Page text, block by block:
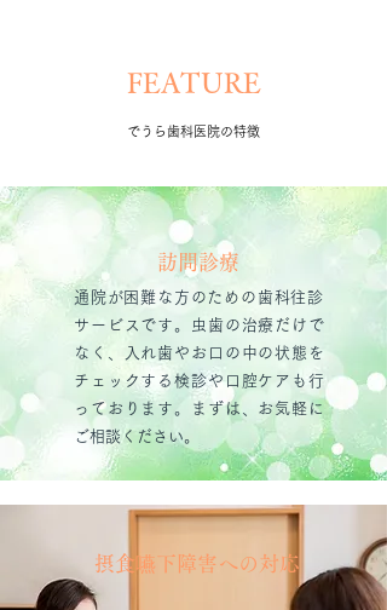
FEATURE
でうら歯科医院の特徴
​訪問診療
​通院が困難な方のための歯科往診
サービスです。虫歯の治療だけで
なく、入れ歯やお口の中の状態を
チェックする検診や口腔ケアも行
っております。まずは、お気軽に
ご相談ください。
​摂食嚥下障害への対応